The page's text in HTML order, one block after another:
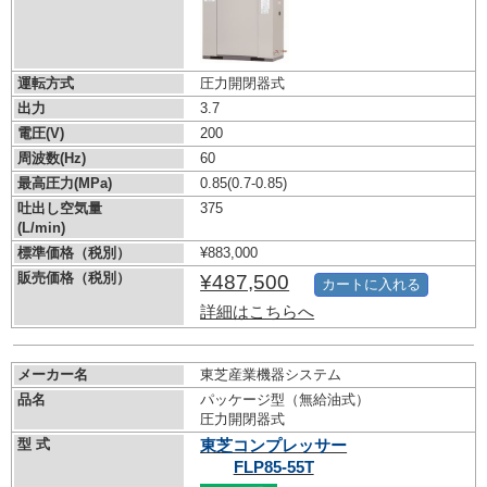
運転方式
圧力開閉器式
出力
3.7
電圧(V)
200
周波数(Hz)
60
最高圧力(MPa)
0.85(0.7-0.85)
吐出し空気量
(L/min)
375
標準価格（税別）
¥883,000
販売価格（税別）
¥487,500
詳細はこちらへ
カートに入れる
メーカー名
東芝産業機器システム
品名
パッケージ型（無給油式）
圧力開閉器式
型 式
東芝コンプレッサー
FLP85-55T